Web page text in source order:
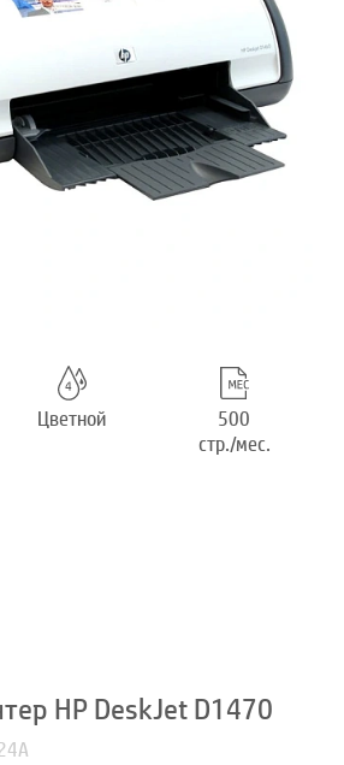
Цветной
500
стр./мес.
HP DeskJet D1470